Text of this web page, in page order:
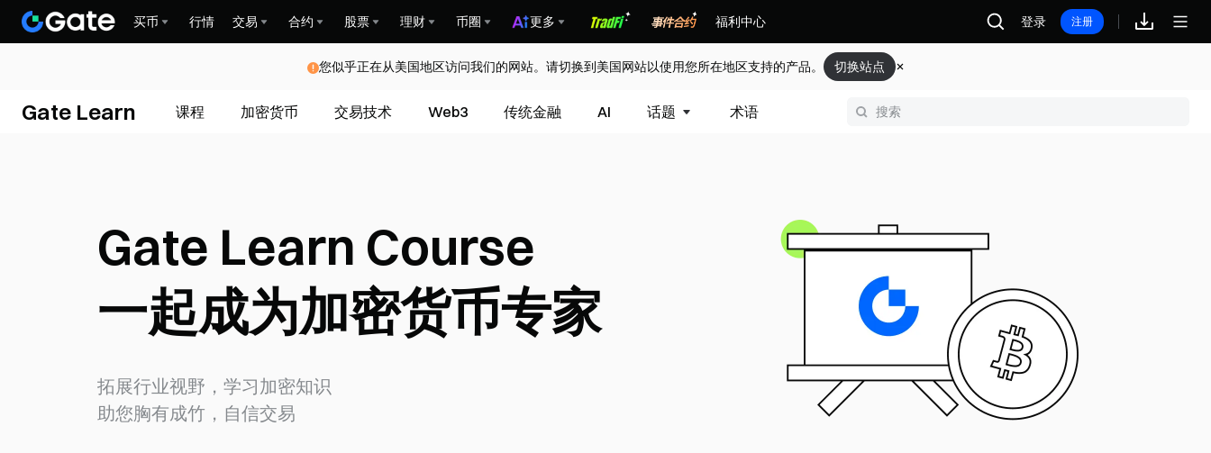
买币 行情 交易 合约 股票 理财 币圈 更多 福利中心 登录 注册
您似乎正在从美国地区访问我们的网站。请切换到美国网站以使用您所在地区支持的产品。 切换站点
Gate Learn 课程 加密货币 交易技术 Web3 传统金融 AI 话题 术语
Gate Learn Course
一起成为加密货币专家
拓展行业视野，学习加密知识
助您胸有成竹，自信交易